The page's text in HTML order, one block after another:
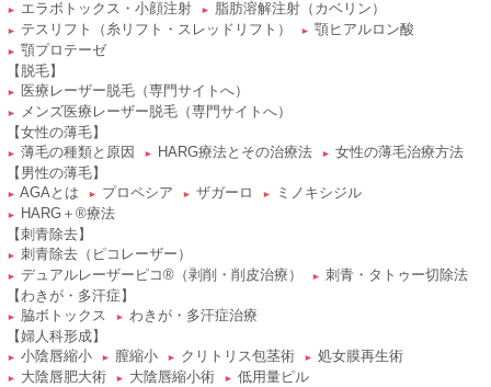
► エラボトックス・小顔注射 ► 脂肪溶解注射（カベリン）
► テスリフト（糸リフト・スレッドリフト） ► 顎ヒアルロン酸
► 顎プロテーゼ
【脱毛】
► 医療レーザー脱毛（専門サイトへ）
►
メンズ医療レーザー脱毛（専門サイトへ）
【女性の薄毛】
► 薄毛の種類と原因 ► HARG療法とその治療法 ► 女性の薄毛治療方法
【男性の薄毛】
► AGAとは ► プロペシア ► ザガーロ ► ミノキシジル
►
HARG＋®療法
【刺青除去】
► 刺青除去（ピコレーザー）
► デュアルレーザーピコ®（剥削・削皮治療） ► 刺青・タトゥー切除法
【わきが・多汗症】
► 脇ボトックス ► わきが・多汗症治療
【婦人科形成】
► 小陰唇縮小 ► 膣縮小 ► クリトリス包茎術 ► 処女膜再生術
► 大陰唇肥大術 ► 大陰唇縮小術 ► 低用量ピル